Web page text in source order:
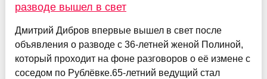
разводе вышел в свет
Дмитрий Дибров впервые вышел в свет после
объявления о разводе с 36-летней женой Полиной,
который проходит на фоне разговоров о её измене с
соседом по Рублёвке.65-летний ведущий стал